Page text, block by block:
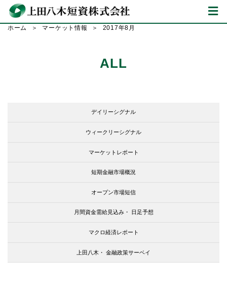
ホーム マーケット情報 2017年8月
ALL
デイリーシグナル
ウィークリーシグナル
マーケットレポート
短期金融市場概況
オープン市場短信
月間資金需給見込み・ 日足予想
マクロ経済レポート
上田八木・ 金融政策サーベイ